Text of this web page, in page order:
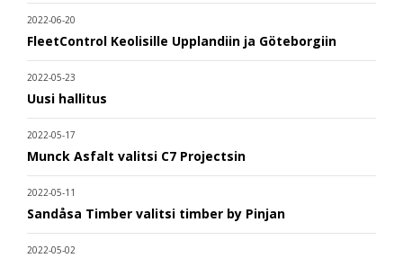
2022-06-20
FleetControl Keolisille Upplandiin ja Göteborgiin
2022-05-23
Uusi hallitus
2022-05-17
Munck Asfalt valitsi C7 Projectsin
2022-05-11
Sandåsa Timber valitsi timber by Pinjan
2022-05-02